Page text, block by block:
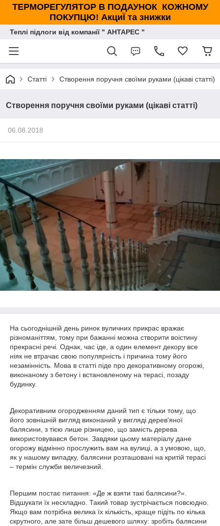
ТЕРМОРЕГУЛЯТОР В ПОДАУНОК КОЖНОМУ
ПОКУПЦЮ! АкциЇ та знижки
Теплі підлоги від компанії " АНТАРЕС "
Статті Створення поручня своїми руками (цікаві статті)
Створення поручня своїми руками (цікаві статті)
06.08.2018
На сьогоднішній день ринок вуличних прикрас вражає
різноманіттям, тому при бажанні можна створити воістину
прекрасні речі. Однак, час іде, а один елемент декору все
ніяк не втрачає свою популярність і причина тому його
незамінність. Мова в статті піде про декоративному огорожі,
виконаному з бетону і встановленому на терасі, позаду
будинку.
Декоративним огородженням даний тип є тільки тому, що
його зовнішній вигляд виконаний у вигляді дерев'яної
балясини, з тією лише різницею, що замість дерева
використовувався бетон. Завдяки цьому матеріалу дане
огорожу відмінно прослужить вам на вулиці, а з умовою, що,
як у нашому випадку, балясини розташовані на критій терасі
– термін служби величезний.
Першим постає питання: «Де ж взяти такі балясини?».
Відшукати їх нескладно. Такий товар зустрічається повсюдно.
Якщо вам потрібна велика їх кількість, краще підіть по кілька
скрутного, але зате більш дешевого шляху: зробіть балясини